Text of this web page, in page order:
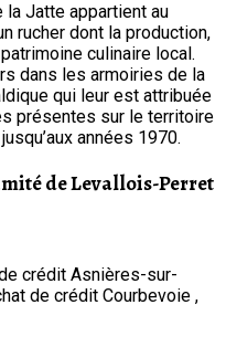
la Jatte appartient au
rucher dont la production,
culinaire local.
dans les armoiries de la
qui leur est attribuée
présentes sur le territoire
années 1970.
de Levallois-Perret
crédit Asnières-sur-
de crédit Courbevoie ,